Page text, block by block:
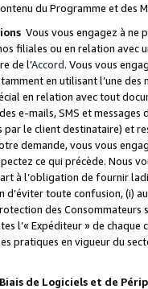
du Programme et des
Vous vous engagez à ne
filiales ou en relation avec
de l’Accord. Vous vous
en utilisant l’une
en relation avec tout
e-mails, SMS et
le client destinataire) et
demande, vous vous
ce qui précède. Nous
à l’obligation de fournir
toute confusion, (i)
des
l’« Expéditeur » de
pratiques en vigueur du
de Logiciels et de